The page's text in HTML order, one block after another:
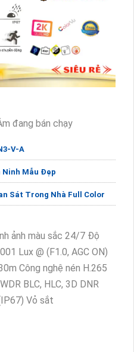
đang bán chạy
V-A
Ninh Mẫu Đẹp
Sát Trong Nhà Full Color
ảnh màu sắc 24/7 Độ
Lux @ (F1.0, AGC ON)
Công nghệ nén H.265
BLC, HLC, 3D DNR
Vỏ sắt